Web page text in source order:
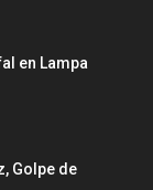
en Lampa
Golpe de